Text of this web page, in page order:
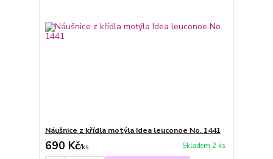
Náušnice z křídla motýla Idea leuconoe No. 1441
690 Kč/ks Skladem 2 ks